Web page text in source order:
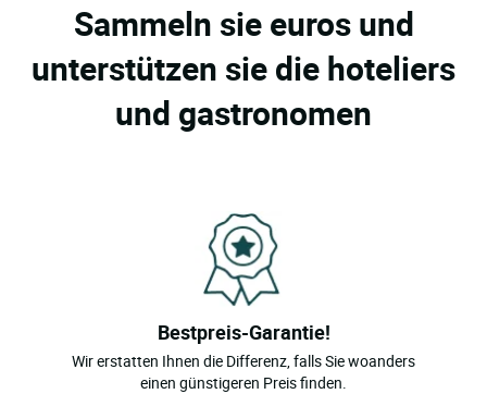
Sammeln sie euros und
unterstützen sie die hoteliers
und gastronomen
Bestpreis-Garantie!
Wir erstatten Ihnen die Differenz, falls Sie woanders
einen günstigeren Preis finden.